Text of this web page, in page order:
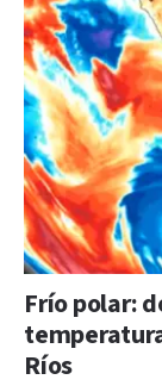
Frío polar:
Ríos